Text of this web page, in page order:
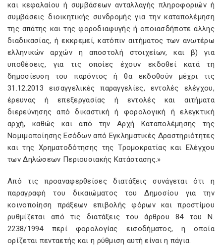
και κεφαλαίου ή συμβάσεων ανταλλαγής πληροφοριών ή
συμβάσεις διοικητικής συνδρομής για την καταπολέμηση
της απάτης και της φοροδιαφυγής ή οποιασδήποτε άλλης
διαδικασίας, ή εκκρεμεί, κατόπιν αιτήματος των ανωτέρω
ελληνικών αρχών η αποστολή στοιχείων, και β) για
υποθέσεις, για τις οποίες έχουν εκδοθεί κατά τη
δημοσίευση του παρόντος ή θα εκδοθούν μέχρι τις
31.12.2013 εισαγγελικές παραγγελίες, εντολές ελέγχου,
έρευνας ή επεξεργασίας ή εντολές και αιτήματα
διερεύνησης από δικαστική ή φορολογική ή ελεγκτική
αρχή, καθώς και από την Αρχή Καταπολέμησης της
Νομιμοποίησης Εσόδων από Εγκληματικές Δραστηριότητες
και της Χρηματοδότησης της Τρομοκρατίας και Ελέγχου
των Δηλώσεων Περιουσιακής Κατάστασης.»
Από τις προαναφερθείσες διατάξεις συνάγεται ότι η
παραγραφή του δικαιώματος του Δημοσίου για την
κοινοποίηση πράξεων επιβολής φόρων και προστίμου
ρυθμίζεται από τις διατάξεις του άρθρου 84 του Ν.
2238/1994 περί φορολογίας εισοδήματος, η οποία
ορίζεται πενταετής και η ρύθμιση αυτή είναι η πάγια.